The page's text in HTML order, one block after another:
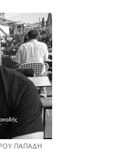
ΠΑΠΑΔΗ